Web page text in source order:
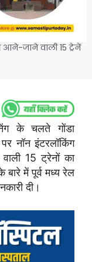
जाने वाली 15 ट्रेनें
के चलते गोंडा
नॉन इंटरलॉकिंग
15 ट्रेनों का
बारे में पूर्व मध्य रेल
दी।